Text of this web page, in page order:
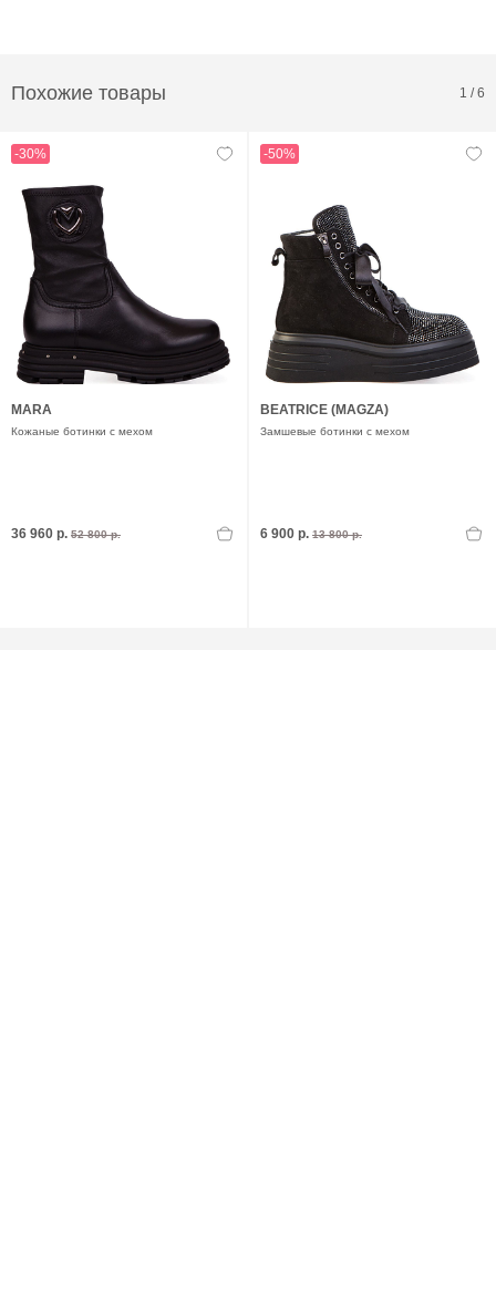
Похожие товары 1 /6
-30%
MARA
Кожаные ботинки с мехом
36 960 р. 52 800 р.
-50%
BEATRICE (MAGZA)
Замшевые ботинки с мехом
6 900 р. 13 800 р.